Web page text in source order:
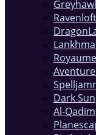
Ravenloft
Dark Sun
Al-Qadim